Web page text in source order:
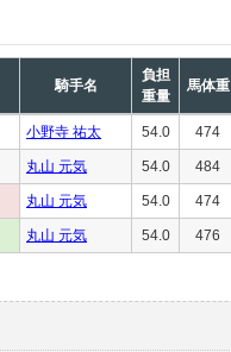
騎手名
負担
重量
馬体重
小野寺 祐太 54.0 474
丸山 元気 54.0 484
丸山 元気 54.0 474
丸山 元気 54.0 476